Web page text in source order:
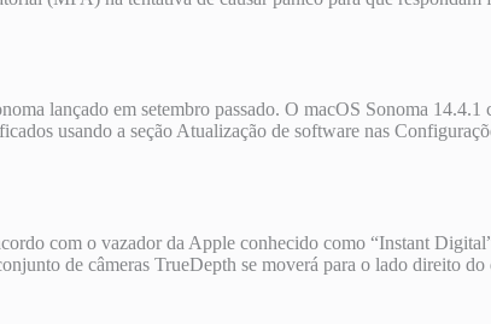
lançado em setembro passado. O macOS Sonoma 14.4.1
usando a seção Atualização de software nas
com o vazador da Apple conhecido como “Instant
de câmeras TrueDepth se moverá para o lado direito